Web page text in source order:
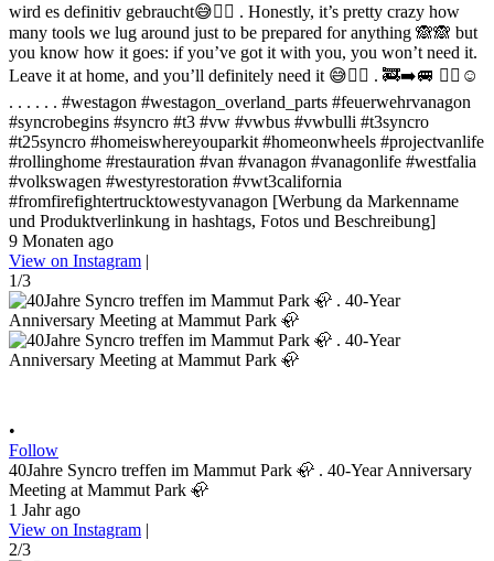
wird es definitiv gebraucht😅✌🏻 . Honestly, it’s pretty crazy how
many tools we lug around just to be prepared for anything 🙈🙈 but
you know how it goes: if you’ve got it with you, you won’t need it.
Leave it at home, and you’ll definitely need it 😅✌🏻 . 🚒➡️🚐 ✌🏻☺️
. . . . . . #westagon #westagon_overland_parts #feuerwehrvanagon
#syncrobegins #syncro #t3 #vw #vwbus #vwbulli #t3syncro
#t25syncro #homeiswhereyouparkit #homeonwheels #projectvanlife
#rollinghome #restauration #van #vanagon #vanagonlife #westfalia
#volkswagen #westyrestoration #vwt3california
#fromfirefightertrucktowestyvanagon [Werbung da Markenname
und Produktverlinkung in hashtags, Fotos und Beschreibung]
9 Monaten ago
View on Instagram |
1/3
•
Follow
40Jahre Syncro treffen im Mammut Park 🦣 . 40-Year Anniversary
Meeting at Mammut Park 🦣
1 Jahr ago
View on Instagram |
2/3